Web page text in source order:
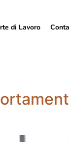
di Lavoro